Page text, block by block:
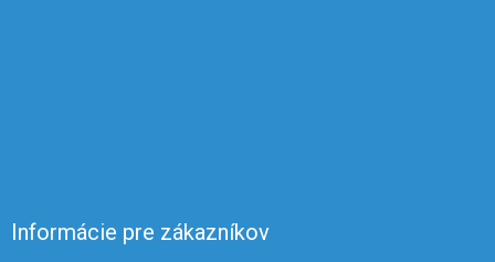
Informácie pre zákazníkov